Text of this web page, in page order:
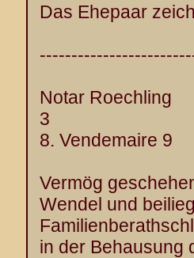
Das Ehepaar
Notar Roechling
3
8. Vendemaire 9
Vermög
Wendel und
in der Behausung